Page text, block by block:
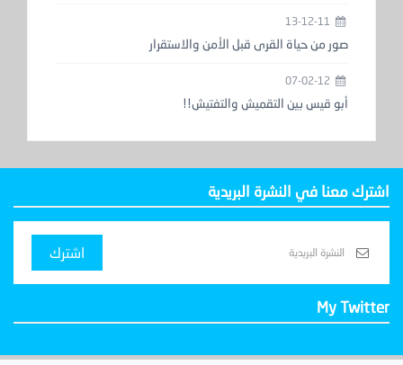
صور من حياة القرى قبل الأمن والاستقرار
أبو قيس بين التقميش والتفتيش!!
اشترك معنا في النشرة البريدية
اشترك
My Twitter